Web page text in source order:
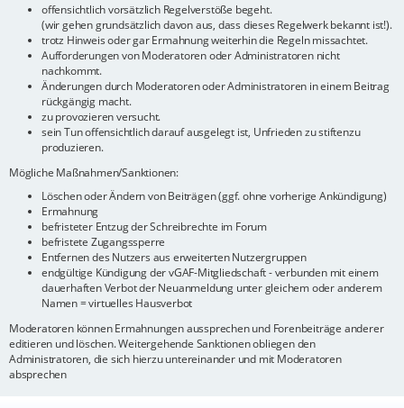
offensichtlich vorsätzlich Regelverstöße begeht.
(wir gehen grundsätzlich davon aus, dass dieses Regelwerk bekannt ist!).
trotz Hinweis oder gar Ermahnung weiterhin die Regeln missachtet.
Aufforderungen von Moderatoren oder Administratoren nicht
nachkommt.
Änderungen durch Moderatoren oder Administratoren in einem Beitrag
rückgängig macht.
zu provozieren versucht.
sein Tun offensichtlich darauf ausgelegt ist, Unfrieden zu stiftenzu
produzieren.
Mögliche Maßnahmen/Sanktionen:
Löschen oder Ändern von Beiträgen (ggf. ohne vorherige Ankündigung)
Ermahnung
befristeter Entzug der Schreibrechte im Forum
befristete Zugangssperre
Entfernen des Nutzers aus erweiterten Nutzergruppen
endgültige Kündigung der vGAF-Mitgliedschaft - verbunden mit einem
dauerhaften Verbot der Neuanmeldung unter gleichem oder anderem
Namen = virtuelles Hausverbot
Moderatoren können Ermahnungen aussprechen und Forenbeiträge anderer
editieren und löschen. Weitergehende Sanktionen obliegen den
Administratoren, die sich hierzu untereinander und mit Moderatoren
absprechen